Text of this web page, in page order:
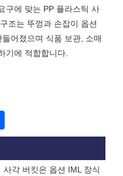
구에 맞는 PP 플라스틱 사
조는 뚜껑과 손잡이 옵션
어졌으며 식품 보관, 소매
기에 적합합니다.
각 버킷은 옵션 IML 장식